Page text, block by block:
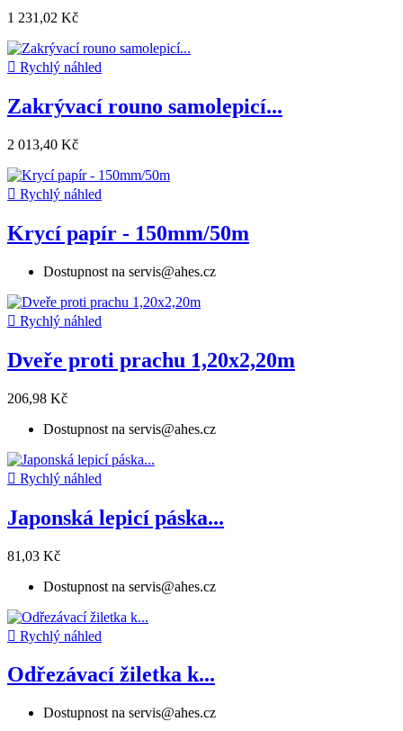
1 231,02 Kč
 Rychlý náhled
Zakrývací rouno samolepicí...
2 013,40 Kč
 Rychlý náhled
Krycí papír - 150mm/50m
Dostupnost na servis@ahes.cz
 Rychlý náhled
Dveře proti prachu 1,20x2,20m
206,98 Kč
Dostupnost na servis@ahes.cz
 Rychlý náhled
Japonská lepicí páska...
81,03 Kč
Dostupnost na servis@ahes.cz
 Rychlý náhled
Odřezávací žiletka k...
Dostupnost na servis@ahes.cz